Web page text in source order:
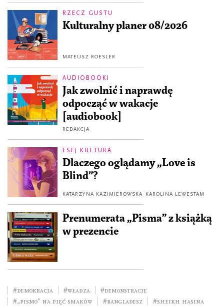
RZECZ GUSTU
Kulturalny planer 08/2026
MATEUSZ ROESLER
AUDIOBOOKI
Jak zwolnić i naprawdę
odpocząć w wakacje
[audiobook]
REDAKCJA
ESEJ KULTURA
Dlaczego oglądamy „Love is
Blind”?
KATARZYNA KAZIMIEROWSKA KAROLINA LEWESTAM
Prenumerata „Pisma” z książką
w prezencie
#demokracja #władza
#demonstracje
#„Pismo” na Pięć Smaków
#Bangladesz #Sheikh Hasina